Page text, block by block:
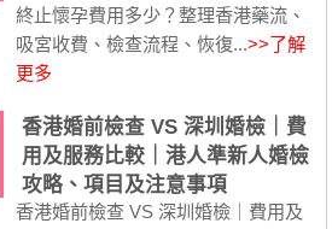
終止懷孕費用多少？整理香港藥流、
吸宮收費、檢查流程、恢復...>>了解
更多
香港婚前檢查 VS 深圳婚檢｜費
用及服務比較｜港人準新人婚檢
攻略、項目及注意事項
香港婚前檢查 VS 深圳婚檢｜費用及